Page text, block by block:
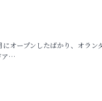
オープンしたばかり、オラン
ア…